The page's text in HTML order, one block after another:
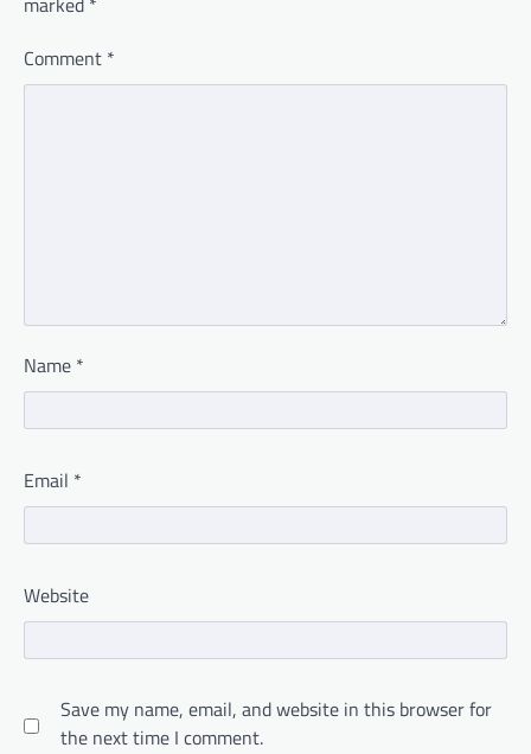
Comment *
Name *
Email *
Website
Save my name, email, and website in this browser for
the next time I comment.